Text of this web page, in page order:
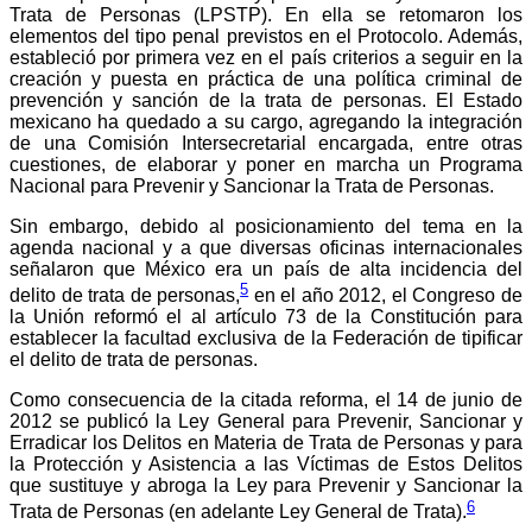
Trata de Personas (LPSTP). En ella se retomaron los
elementos del tipo penal previstos en el Protocolo. Además,
estableció por primera vez en el país criterios a seguir en la
creación y puesta en práctica de una política criminal de
prevención y sanción de la trata de personas. El Estado
mexicano ha quedado a su cargo, agregando la integración
de una Comisión Intersecretarial encargada, entre otras
cuestiones, de elaborar y poner en marcha un Programa
Nacional para Prevenir y Sancionar la Trata de Personas.
Sin embargo, debido al posicionamiento del tema en la
agenda nacional y a que diversas oficinas internacionales
señalaron que México era un país de alta incidencia del
delito de trata de personas,5en el año 2012, el Congreso de
la Unión reformó el al artículo 73 de la Constitución para
establecer la facultad exclusiva de la Federación de tipificar
el delito de trata de personas.
Como consecuencia de la citada reforma, el 14 de junio de
2012 se publicó la Ley General para Prevenir, Sancionar y
Erradicar los Delitos en Materia de Trata de Personas y para
la Protección y Asistencia a las Víctimas de Estos Delitos
que sustituye y abroga la Ley para Prevenir y Sancionar la
Trata de Personas (en adelante Ley General de Trata).6